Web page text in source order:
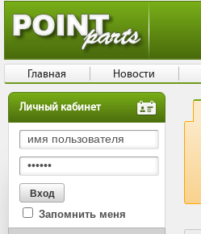
Личный кабинет
Запомнить меня
Главная Новости